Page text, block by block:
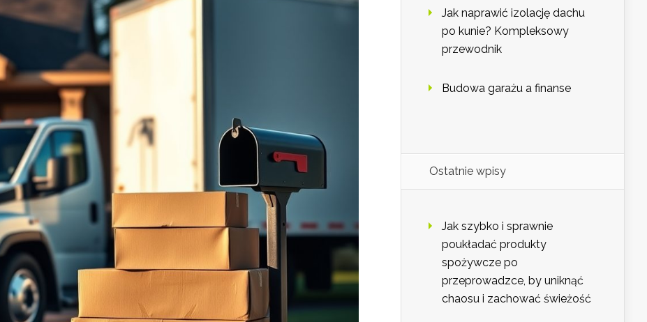
Jak naprawić izolację dachu
po kunie? Kompleksowy
przewodnik
Budowa garażu a finanse
Ostatnie wpisy
Jak szybko i sprawnie
poukładać produkty
spożywcze po
przeprowadzce, by uniknąć
chaosu i zachować świeżość